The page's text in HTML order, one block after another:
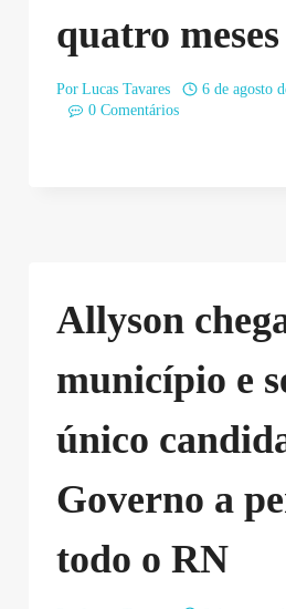
quatro meses
Por Lucas Tavares
6 de agosto
0 Comentários
Allyson
município e
único
Governo a
todo o RN